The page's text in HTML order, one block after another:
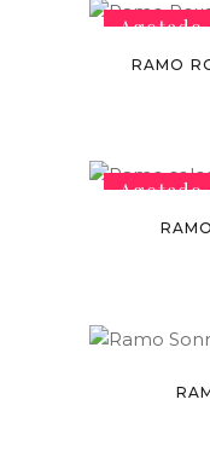
Agotado
RAMO
Agotado